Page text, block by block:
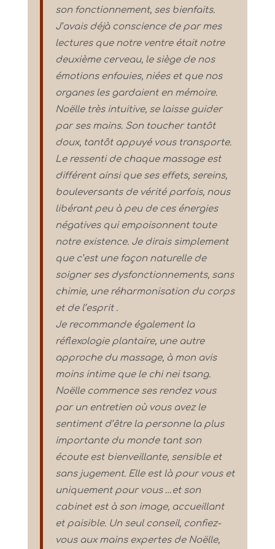
son fonctionnement, ses bienfaits.
J’avais déjà conscience de par mes
lectures que notre ventre était notre
deuxième cerveau, le siège de nos
émotions enfouies, niées et que nos
organes les gardaient en mémoire.
Noëlle très intuitive, se laisse guider
par ses mains. Son toucher tantôt
doux, tantôt appuyé vous transporte.
Le ressenti de chaque massage est
différent ainsi que ses effets, sereins,
bouleversants de vérité parfois, nous
libérant peu à peu de ces énergies
négatives qui empoisonnent toute
notre existence. Je dirais simplement
que c’est une façon naturelle de
soigner ses dysfonctionnements, sans
chimie, une réharmonisation du corps
et de l’esprit .
Je recommande également la
réflexologie plantaire, une autre
approche du massage, à mon avis
moins intime que le chi nei tsang.
Noëlle commence ses rendez vous
par un entretien où vous avez le
sentiment d’être la personne la plus
importante du monde tant son
écoute est bienveillante, sensible et
sans jugement. Elle est là pour vous et
uniquement pour vous …et son
cabinet est à son image, accueillant
et paisible. Un seul conseil, confiez-
vous aux mains expertes de Noëlle,